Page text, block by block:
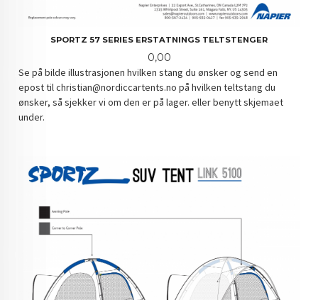
SPORTZ 57 SERIES ERSTATNINGS TELTSTENGER
Pris
0,00
Se på bilde illustrasjonen hvilken stang du ønsker og send en
epost til christian@nordiccartents.no på hvilken teltstang du
ønsker, så sjekker vi om den er på lager. eller benytt skjemaet
under.